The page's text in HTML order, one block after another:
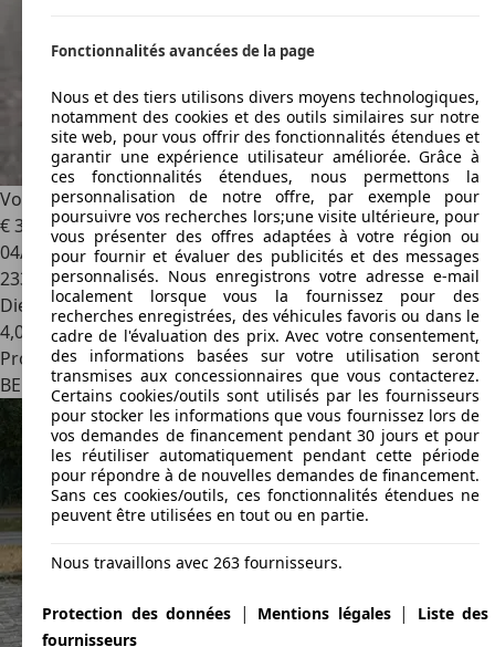
Volkswagen PassatPassat 1.6 CR TDi Comfortline
€ 3 850
04/2017
233 000 km
Diesel
4,0 l/100 km (mixte)
Professionnel
BE 1930Zaventem
Fonctionnalités avancées de la page
Nous et des tiers utilisons divers moyens technologiques,
notamment des cookies et des outils similaires sur notre
site web, pour vous offrir des fonctionnalités étendues et
garantir une expérience utilisateur améliorée. Grâce à
ces fonctionnalités étendues, nous permettons la
personnalisation de notre offre, par exemple pour
poursuivre vos recherches lors;une visite ultérieure, pour
vous présenter des offres adaptées à votre région ou
pour fournir et évaluer des publicités et des messages
personnalisés. Nous enregistrons votre adresse e-mail
localement lorsque vous la fournissez pour des
recherches enregistrées, des véhicules favoris ou dans le
cadre de l'évaluation des prix. Avec votre consentement,
des informations basées sur votre utilisation seront
transmises aux concessionnaires que vous contacterez.
Certains cookies/outils sont utilisés par les fournisseurs
pour stocker les informations que vous fournissez lors de
vos demandes de financement pendant 30 jours et pour
les réutiliser automatiquement pendant cette période
pour répondre à de nouvelles demandes de financement.
Sans ces cookies/outils, ces fonctionnalités étendues ne
peuvent être utilisées en tout ou en partie.
Nous travaillons avec 263 fournisseurs.
Protection des données | Mentions légales|
Liste des
fournisseurs